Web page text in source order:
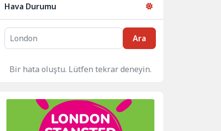
Hava Durumu
Ara
Bir hata oluştu. Lütfen tekrar deneyin.